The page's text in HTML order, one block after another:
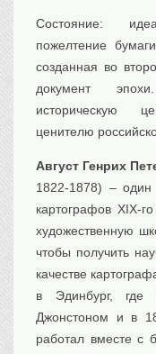
Состояние:
пожелтение
созданная во
документ
историческую
ценителю
Август Генрих
1822-1878) – один
картографов XIX-
художественную
чтобы получить
качестве
в Эдинбург, где
Джонстоном и в
работал вместе с